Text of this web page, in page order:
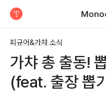
피규어&가챠 소식
가챠 총 출동!
(feat. 출장 뽑